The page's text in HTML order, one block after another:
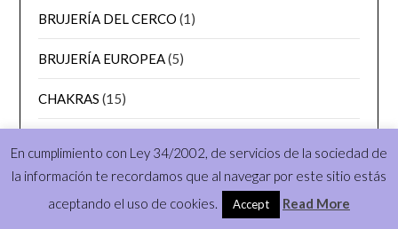
BRUJERÍA DEL CERCO (1)
BRUJERÍA EUROPEA(5)
CHAKRAS (15)
CONSULTAS(1)
(29)
En cumplimiento con Ley 34/2002, de servicios de la sociedad de
la información te recordamos que al navegar por este sitio estás
aceptando el uso de cookies.
Accept Read More